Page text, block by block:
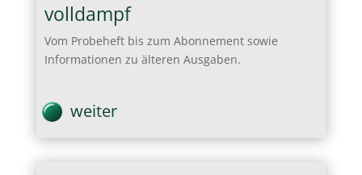
volldampf
Vom Probeheft bis zum Abonnement sowie
Informationen zu älteren Ausgaben.
weiter